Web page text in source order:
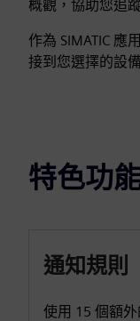
概觀，協助您追
作為 SIMATIC
接到您選擇的設
特色功
通知規則
使用 15 個額外